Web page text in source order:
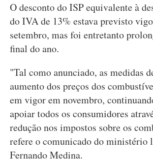
O desconto do ISP equivalente à
do IVA de 13% estava previsto
setembro, mas foi entretanto
final do ano.
"Tal como anunciado, as medidas
aumento dos preços dos
em vigor em novembro,
apoiar todos os consumidores
redução nos impostos sobre os
refere o comunicado do ministério
Fernando Medina.